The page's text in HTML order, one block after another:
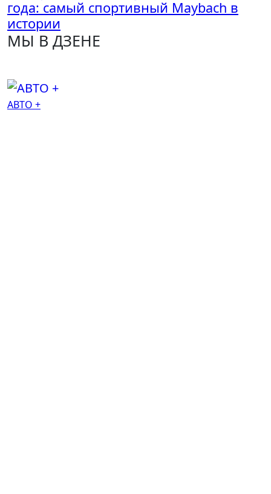
года: самый спортивный Maybach в
истории
МЫ В ДЗЕНЕ
АВТО +